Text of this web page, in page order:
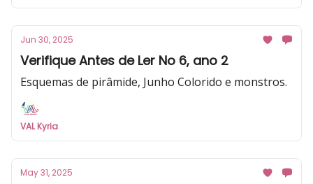
Jun 30, 2025
Verifique Antes de Ler No 6, ano 2
Esquemas de pirâmide, Junho Colorido e monstros.
VAL Kyria
May 31, 2025